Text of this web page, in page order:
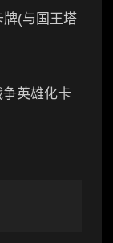
牌(与国王塔
英雄化卡